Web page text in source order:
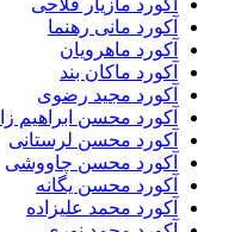
آکورد مازیار فلاحی
آکورد مانی رهنما
آکورد ماهرویان
آکورد ماکان بند
آکورد مجید رضوی
آکورد محسن ابراهیم زاده
آکورد محسن لرستانی
آکورد محسن چاووشی
آکورد محسن یگانه
آکورد محمد علیزاده